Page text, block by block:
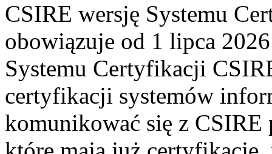
CSIRE wersję Systemu
obowiązuje od 1 lipca
Systemu Certyfikacji
certyfikacji systemów
komunikować się z